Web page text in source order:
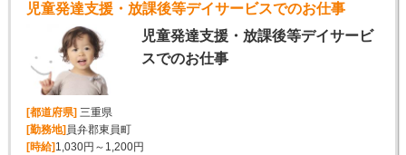
児童発達支援・放課後等デイサービスでのお仕事
児童発達支援・放課後等デイサービ
スでのお仕事
[都道府県] 三重県
[勤務地] 員弁郡東員町
[時給] 1,030円～1,200円